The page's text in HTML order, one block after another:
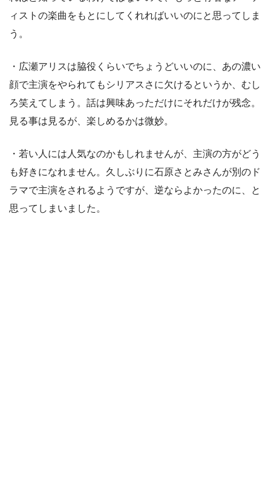
ィストの楽曲をもとにしてくれればいいのにと思ってしま
う。
・広瀬アリスは脇役くらいでちょうどいいのに、あの濃い
顔で主演をやられてもシリアスさに欠けるというか、むし
ろ笑えてしまう。話は興味あっただけにそれだけが残念。
見る事は見るが、楽しめるかは微妙。
・若い人には人気なのかもしれませんが、主演の方がどう
も好きになれません。久しぶりに石原さとみさんが別のド
ラマで主演をされるようですが、逆ならよかったのに、と
思ってしまいました。